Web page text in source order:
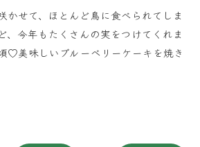
かせて、ほとんど鳥に食べられてしま
、今年もたくさんの実をつけてくれま
♡美味しいブルーベリーケーキを焼き